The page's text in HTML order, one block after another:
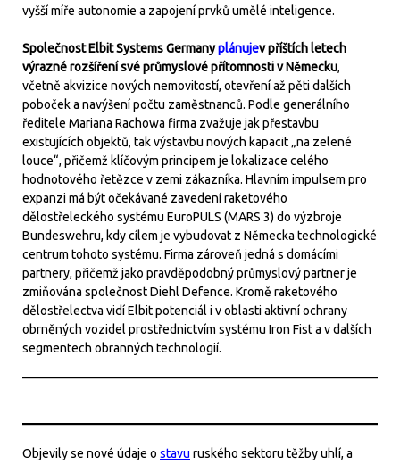
vyšší míře autonomie a zapojení prvků umělé inteligence.
Společnost Elbit Systems Germanyplánujev příštích letech
výrazné rozšíření své průmyslové přítomnosti v Německu,
včetně akvizice nových nemovitostí, otevření až pěti dalších
poboček a navýšení počtu zaměstnanců. Podle generálního
ředitele Mariana Rachowa firma zvažuje jak přestavbu
existujících objektů, tak výstavbu nových kapacit „na zelené
louce“, přičemž klíčovým principem je lokalizace celého
hodnotového řetězce v zemi zákazníka. Hlavním impulsem pro
expanzi má být očekávané zavedení raketového
dělostřeleckého systému EuroPULS (MARS 3) do výzbroje
Bundeswehru, kdy cílem je vybudovat z Německa technologické
centrum tohoto systému. Firma zároveň jedná s domácími
partnery, přičemž jako pravděpodobný průmyslový partner je
zmiňována společnost Diehl Defence. Kromě raketového
dělostřelectva vidí Elbit potenciál i v oblasti aktivní ochrany
obrněných vozidel prostřednictvím systému Iron Fist a v dalších
segmentech obranných technologií.
Objevily se nové údaje o stavu ruského sektoru těžby uhlí, a